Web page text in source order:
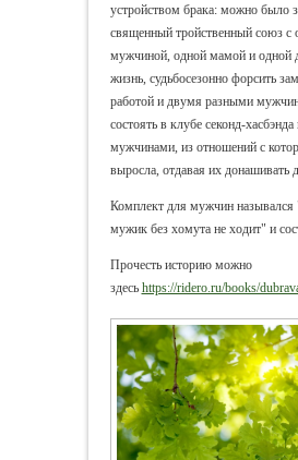
устройством брака: можно было
священный тройственный союз с
мужчиной, одной мамой и одной
жизнь, судьбосезонно форсить
работой и двумя разными
состоять в клубе секонд-
мужчинами, из отношений с
выросла, отдавая их донашивать
Комплект для мужчин
мужик без хомута не ходит" и
Прочесть историю можно
здесь https://ridero.ru/books/